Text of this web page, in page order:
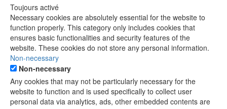
Toujours activé
Necessary cookies are absolutely essential for the website to
function properly. This category only includes cookies that
ensures basic functionalities and security features of the
website. These cookies do not store any personal information.
Non-necessary
Non-necessary
Any cookies that may not be particularly necessary for the
website to function and is used specifically to collect user
personal data via analytics, ads, other embedded contents are